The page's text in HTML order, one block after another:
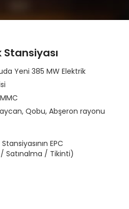
Yeni 385 MW Elektrik
Qobu, Abşeron rayonu
EPC
Satınalma / Tikinti)